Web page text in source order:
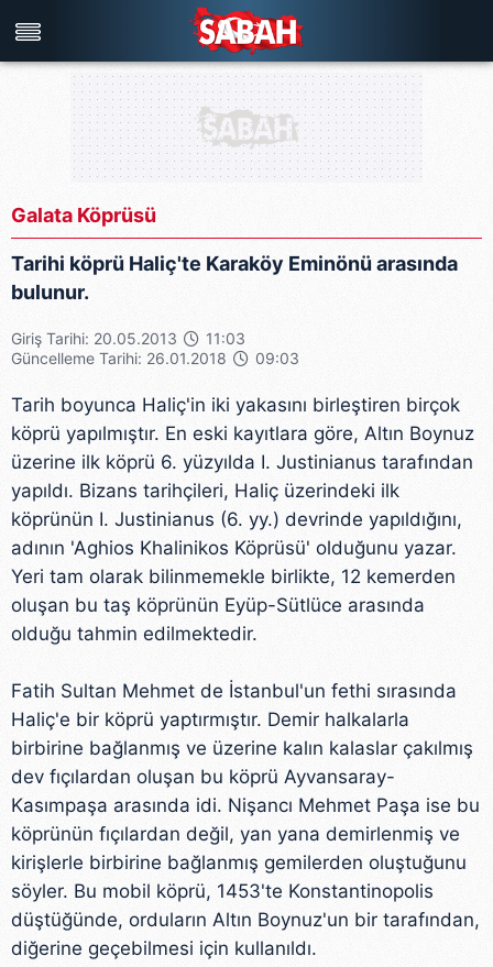
Türkiye'nin en iyi haber sitesi
Galata Köprüsü
Tarihi köprü Haliç'te Karaköy Eminönü arasında
bulunur.
Giriş Tarihi: 20.05.2013
11:03
Güncelleme Tarihi: 26.01.2018
09:03
Tarih boyunca Haliç'in iki yakasını birleştiren birçok
köprü yapılmıştır. En eski kayıtlara göre, Altın Boynuz
üzerine ilk köprü 6. yüzyılda I. Justinianus tarafından
yapıldı. Bizans tarihçileri, Haliç üzerindeki ilk
köprünün I. Justinianus (6. yy.) devrinde yapıldığını,
adının 'Aghios Khalinikos Köprüsü' olduğunu yazar.
Yeri tam olarak bilinmemekle birlikte, 12 kemerden
oluşan bu taş köprünün Eyüp-Sütlüce arasında
olduğu tahmin edilmektedir.
Fatih Sultan Mehmet de İstanbul'un fethi sırasında
Haliç'e bir köprü yaptırmıştır. Demir halkalarla
birbirine bağlanmış ve üzerine kalın kalaslar çakılmış
dev fıçılardan oluşan bu köprü Ayvansaray-
Kasımpaşa arasında idi. Nişancı Mehmet Paşa ise bu
köprünün fıçılardan değil, yan yana demirlenmiş ve
kirişlerle birbirine bağlanmış gemilerden oluştuğunu
söyler. Bu mobil köprü, 1453'te Konstantinopolis
düştüğünde, orduların Altın Boynuz'un bir tarafından,
diğerine geçebilmesi için kullanıldı.